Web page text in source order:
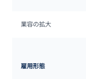
業容の拡大
雇用形態